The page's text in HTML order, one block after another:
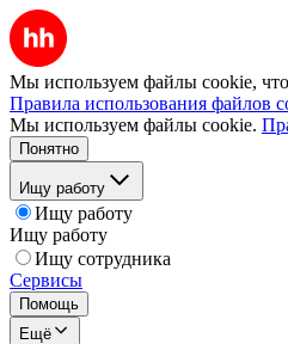
Мы используем файлы cookie,
Правила использования файлов
Мы используем файлы cookie.
Понятно
Ищу работу
Ищу работу
Ищу работу
Ищу сотрудника
Сервисы
Помощь
Ещё